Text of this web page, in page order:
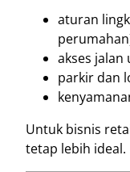
aturan
akses jalan
parkir dan
Untuk bisnis
tetap lebih ideal.